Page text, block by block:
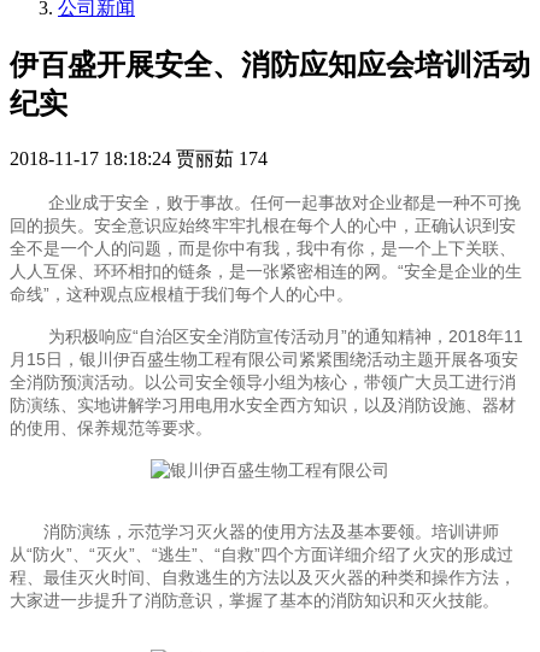
公司新闻
伊百盛开展安全、消防应知应会培训活动
纪实
2018-11-17 18:18:24 贾丽茹 174
企业成于安全，败于事故。任何一起事故对企业都是一种不可挽
回的损失。安全意识应始终牢牢扎根在每个人的心中，正确认识到安
全不是一个人的问题，而是你中有我，我中有你，是一个上下关联、
人人互保、环环相扣的链条，是一张紧密相连的网。“安全是企业的生
命线”，这种观点应根植于我们每个人的心中。
为积极响应“自治区安全消防宣传活动月”的通知精神，2018年11
月15日，银川伊百盛生物工程有限公司紧紧围绕活动主题开展各项安
全消防预演活动。以公司安全领导小组为核心，带领广大员工进行消
防演练、实地讲解学习用电用水安全西方知识，以及消防设施、器材
的使用、保养规范等要求。
消防演练，示范学习灭火器的使用方法及基本要领。培训讲师
从“防火”、“灭火”、“逃生”、“自救”四个方面详细介绍了火灾的形成过
程、最佳灭火时间、自救逃生的方法以及灭火器的种类和操作方法，
大家进一步提升了消防意识，掌握了基本的消防知识和灭火技能。